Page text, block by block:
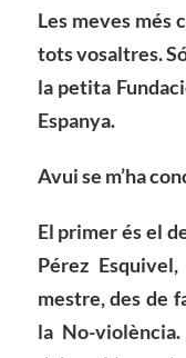
Les meves més
tots vosaltres.
la petita
Espanya.
Avui se m’ha
El primer és el
Pérez
mestre, des de
la No-